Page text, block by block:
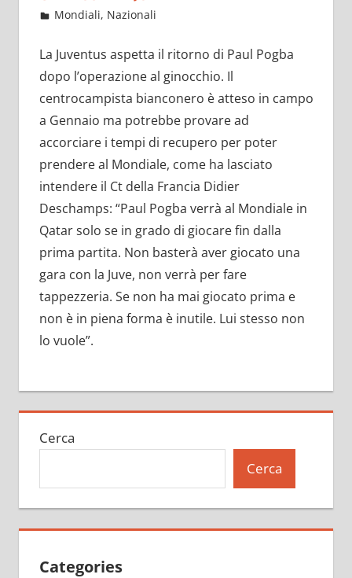
Settembre 17, 2022
admin
Mondiali, Nazionali
La Juventus aspetta il ritorno di Paul Pogba
dopo l’operazione al ginocchio. Il
centrocampista bianconero è atteso in campo
a Gennaio ma potrebbe provare ad
accorciare i tempi di recupero per poter
prendere al Mondiale, come ha lasciato
intendere il Ct della Francia Didier
Deschamps: “Paul Pogba verrà al Mondiale in
Qatar solo se in grado di giocare fin dalla
prima partita. Non basterà aver giocato una
gara con la Juve, non verrà per fare
tappezzeria. Se non ha mai giocato prima e
non è in piena forma è inutile. Lui stesso non
lo vuole”.
Cerca
Cerca
Categories